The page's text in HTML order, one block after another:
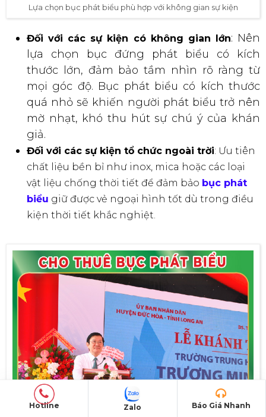
Kích thước và kiểu dáng bục phát biểu cần phù hợp
cân đối và thuận tiện cho người sử dụng. Sau đây là
một số lưu ý khi lựa chọn bục phát biểu theo không
gian tổ chức sự kiện:
Đối với các sự kiện có không gian nhỏ
: Chọn
bục phát biểu thuyết trình có kích thước
nhỏ gọn, dễ di chuyển. Bục phát biểu có
kích thước quá lớn sẽ chiếm nhiều diện
tích, gây khó khăn cho việc di chuyển và
bố trí các thiết bị khác.
Hotline Báo Giá Nhanh
Zalo